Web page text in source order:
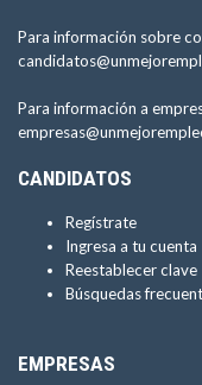
Para información sobre
Para información a
CANDIDATOS
Regístrate
Ingresa a tu cuenta
Reestablecer clave
Búsquedas
EMPRESAS